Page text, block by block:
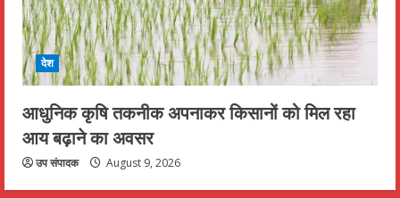
देश
आधुनिक कृषि तकनीक अपनाकर किसानों को मिल रहा
आय बढ़ाने का अवसर
उप संपादक August 9, 2026